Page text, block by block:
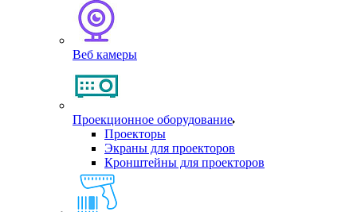
Веб камеры
Проекционное оборудование
Проекторы
Экраны для проекторов
Кронштейны для проекторов